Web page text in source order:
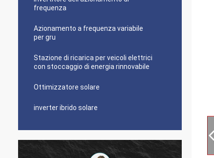
frequenza
Azionamento a frequenza variabile
per gru
Stazione di ricarica per veicoli elettrici
con stoccaggio di energia rinnovabile
Ottimizzatore solare
inverter ibrido solare